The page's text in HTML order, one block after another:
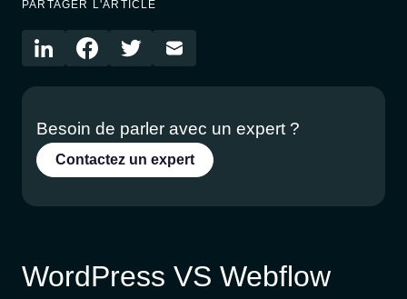
PARTAGER L'ARTICLE
Besoin de parler avec un expert ?
Contactez un expert
WordPress VS Webflow